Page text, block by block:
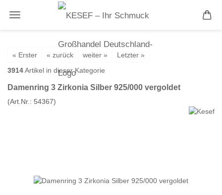
« Erster « zurück weiter »
Letzter »
3914Artikel in dieser Kategorie
Damenring 3 Zirkonia Silber 925/000 vergoldet
(Art.Nr.: 54367)